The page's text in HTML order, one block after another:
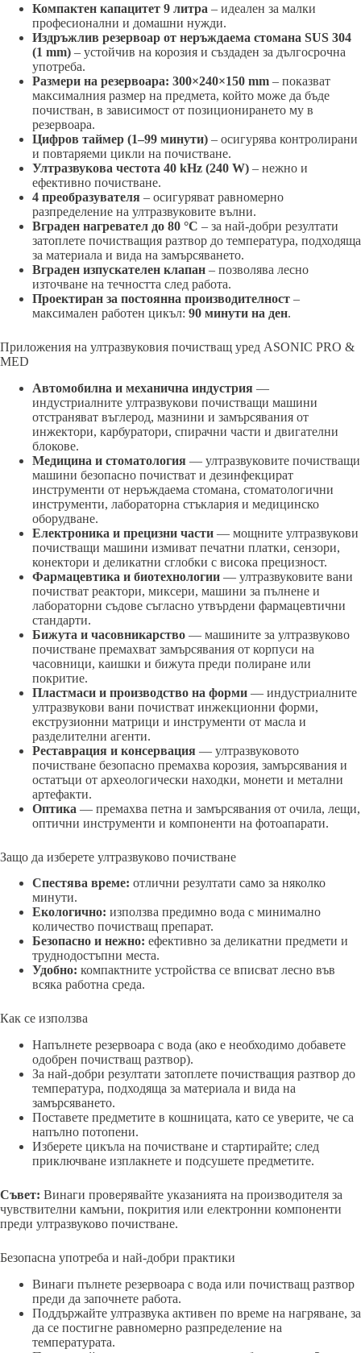
Компактен капацитет 9 литра – идеален за малки
професионални и домашни нужди.
Издръжлив резервоар от неръждаема стомана SUS 304
(1 mm) – устойчив на корозия и създаден за дългосрочна
употреба.
Размери на резервоара: 300×240×150 mm – показват
максималния размер на предмета, който може да бъде
почистван, в зависимост от позиционирането му в
резервоара.
Цифров таймер (1–99 минути) – осигурява контролирани
и повтаряеми цикли на почистване.
Ултразвукова честота 40 kHz (240 W) – нежно и
ефективно почистване.
4 преобразувателя – осигуряват равномерно
разпределение на ултразвуковите вълни.
Вграден нагревател до 80 °C – за най-добри резултати
затоплете почистващия разтвор до температура, подходяща
за материала и вида на замърсяването.
Вграден изпускателен клапан – позволява лесно
източване на течността след работа.
Проектиран за постоянна производителност –
максимален работен цикъл: 90 минути на ден.
Приложения на ултразвуковия почистващ уред ASONIC PRO &
MED
Автомобилна и механична индустрия —
индустриалните ултразвукови почистващи машини
отстраняват въглерод, мазнини и замърсявания от
инжектори, карбуратори, спирачни части и двигателни
блокове.
Медицина и стоматология — ултразвуковите почистващи
машини безопасно почистват и дезинфекцират
инструменти от неръждаема стомана, стоматологични
инструменти, лабораторна стъклария и медицинско
оборудване.
Електроника и прецизни части — мощните ултразвукови
почистващи машини измиват печатни платки, сензори,
конектори и деликатни сглобки с висока прецизност.
Фармацевтика и биотехнологии — ултразвуковите вани
почистват реактори, миксери, машини за пълнене и
лабораторни съдове съгласно утвърдени фармацевтични
стандарти.
Бижута и часовникарство — машините за ултразвуково
почистване премахват замърсявания от корпуси на
часовници, каишки и бижута преди полиране или
покритие.
Пластмаси и производство на форми — индустриалните
ултразвукови вани почистват инжекционни форми,
екструзионни матрици и инструменти от масла и
разделителни агенти.
Реставрация и консервация — ултразвуковото
почистване безопасно премахва корозия, замърсявания и
остатъци от археологически находки, монети и метални
артефакти.
Оптика — премахва петна и замърсявания от очила, лещи,
оптични инструменти и компоненти на фотоапарати.
Защо да изберете ултразвуково почистване
Спестява време: отлични резултати само за няколко
минути.
Екологично: използва предимно вода с минимално
количество почистващ препарат.
Безопасно и нежно: ефективно за деликатни предмети и
труднодостъпни места.
Удобно: компактните устройства се вписват лесно във
всяка работна среда.
Как се използва
Напълнете резервоара с вода (ако е необходимо добавете
одобрен почистващ разтвор).
За най-добри резултати затоплете почистващия разтвор до
температура, подходяща за материала и вида на
замърсяването.
Поставете предметите в кошницата, като се уверите, че са
напълно потопени.
Изберете цикъла на почистване и стартирайте; след
приключване изплакнете и подсушете предметите.
Съвет: Винаги проверявайте указанията на производителя за
чувствителни камъни, покрития или електронни компоненти
преди ултразвуково почистване.
Безопасна употреба и най-добри практики
Винаги пълнете резервоара с вода или почистващ разтвор
преди да започнете работа.
Поддържайте ултразвука активен по време на нагряване, за
да се постигне равномерно разпределение на
температурата.